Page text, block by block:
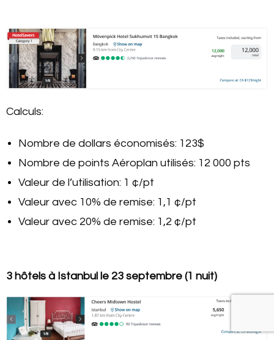
Calculs:
Nombre de dollars économisés: 123$
Nombre de points Aéroplan utilisés: 12 000 pts
Valeur de l’utilisation: 1 ¢/pt
Valeur avec 10% de remise: 1,1 ¢/pt
Valeur avec 20% de remise: 1,2 ¢/pt
3 hôtels à Istanbul le 23 septembre (1 nuit)